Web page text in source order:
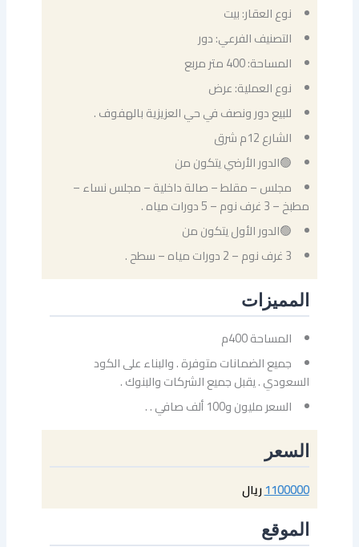
نوع العقار: بيت
التصنيف الفرعي: دور
المساحة: 400 متر مربع
نوع العملية: عرض
للبيع دور ونصف في حي العزيزية بالهفوف .
الشارع 12م شرق
🟢الدور الأرضي يتكون من
مجلس – مقلط – صالة داخلية – مجلس نساء –
مطبخ – 3 غرف نوم – 5 دورات مياه .
🟢الدور الأول يتكون من
3 غرف نوم – 2 دورات مياه – سطح .
المميزات
المساحة 400م
جميع الضمانات متوفرة . والبناء على الكود
السعودي . يقبل جميع الشركات والبنوك .
السعر مليون و100 ألف صافي . .
السعر
1100000ريال
الموقع